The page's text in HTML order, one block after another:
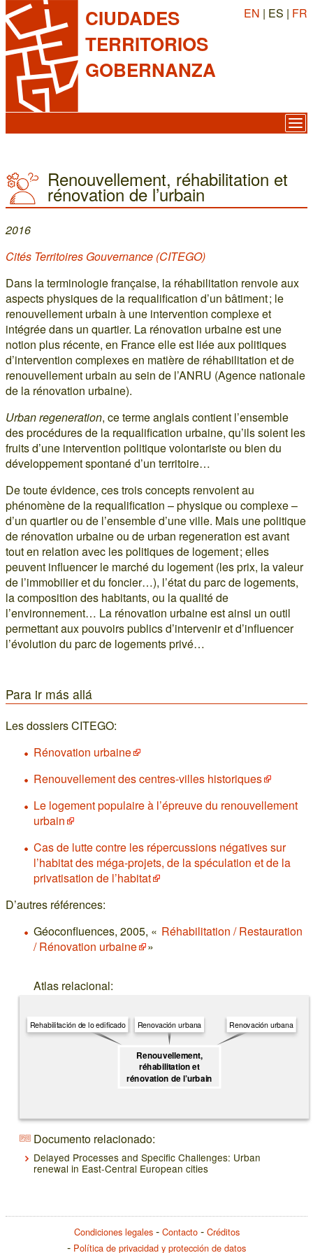
CIUDADES
TERRITORIOS
GOBERNANZA
EN | ES | FR
Renouvellement, réhabilitation et
rénovation de l’urbain
2016
Cités Territoires Gouvernance (CITEGO)
Dans la terminologie française, la réhabilitation renvoie aux
aspects physiques de la requalification d’un bâtiment ; le
renouvellement urbain à une intervention complexe et
intégrée dans un quartier. La rénovation urbaine est une
notion plus récente, en France elle est liée aux politiques
d’intervention complexes en matière de réhabilitation et de
renouvellement urbain au sein de l’ANRU (Agence nationale
de la rénovation urbaine).
Urban regeneration, ce terme anglais contient l’ensemble
des procédures de la requalification urbaine, qu’ils soient les
fruits d’une intervention politique volontariste ou bien du
développement spontané d’un territoire…
De toute évidence, ces trois concepts renvoient au
phénomène de la requalification – physique ou complexe –
d’un quartier ou de l’ensemble d’une ville. Mais une politique
de rénovation urbaine ou de urban regeneration est avant
tout en relation avec les politiques de logement ; elles
peuvent influencer le marché du logement (les prix, la valeur
de l’immobilier et du foncier…), l’état du parc de logements,
la composition des habitants, ou la qualité de
l’environnement… La rénovation urbaine est ainsi un outil
permettant aux pouvoirs publics d’intervenir et d’influencer
l’évolution du parc de logements privé…
Para ir más allá
Les dossiers CITEGO:
Rénovation urbaine
Renouvellement des centres-villes historiques
Le logement populaire à l’épreuve du renouvellement
urbain
Cas de lutte contre les répercussions négatives sur
l’habitat des méga-projets, de la spéculation et de la
privatisation de l’habitat
D’autres références:
Géoconfluences, 2005, « Réhabilitation / Restauration
/ Rénovation urbaine
»
Atlas relacional:
Renouvellement,
réhabilitation et
rénovation de l’urbain
Renovación urbana
Renovación urbana
Rehabilitación de lo edificado
Documento relacionado:
Delayed Processes and Specific Challenges: Urban
renewal in East-Central European cities
Condiciones legales Contacto
Créditos
Política de privacidad y protección de datos